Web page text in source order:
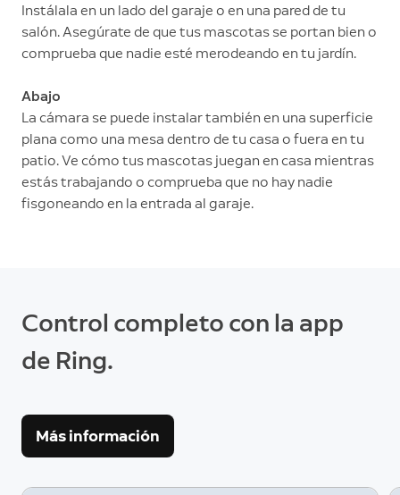
Instálala en un lado del garaje o en una pared de tu
salón. Asegúrate de que tus mascotas se portan bien o
comprueba que nadie esté merodeando en tu jardín.
Abajo
La cámara se puede instalar también en una superficie
plana como una mesa dentro de tu casa o fuera en tu
patio. Ve cómo tus mascotas juegan en casa mientras
estás trabajando o comprueba que no hay nadie
fisgoneando en la entrada al garaje.
Control completo con la app
de Ring.
Más información